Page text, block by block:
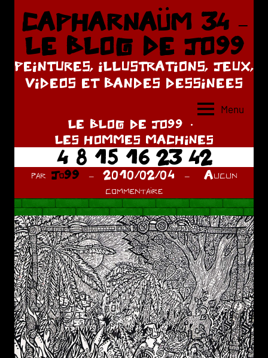
Aller
contenu
CAPHARNAÜM 34 –
LE BLOG DE JO99
PEINTURES, ILLUSTRATIONS, JEUX,
VIDEOS ET BANDES DESSINEES
Menu
LE BLOG DE JO99
LES HOMMES MACHINES
4 8 15 16 23 42
par Jo99 2010/02/04
Aucun
commentaire